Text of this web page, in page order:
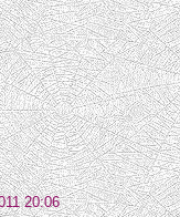
20:06